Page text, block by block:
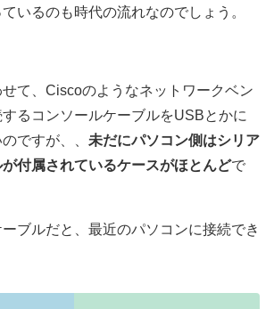
いるのも時代の流れなのでしょう。
て、Ciscoのようなネットワークベン
るコンソールケーブルをUSBとかに
ですが、、 未だにパソコン側はシリア
付属されているケースがほとんどで
ブルだと、最近のパソコンに接続でき